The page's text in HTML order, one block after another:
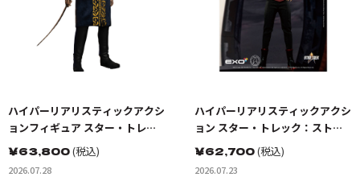
ハイパーリアリスティックアクシ
ョンフィギュア スター・トレッ
ク:宇宙大作戦 ゴトス星の怪人 ト
レレイン
￥63,800(税込)
2026.07.28
ハイパーリアリスティックアクシ
ョン スター・トレック：ストレ
ンジ・ニュー・ワールド ベケッ
トマリナー少尉
￥62,700(税込)
2026.07.23